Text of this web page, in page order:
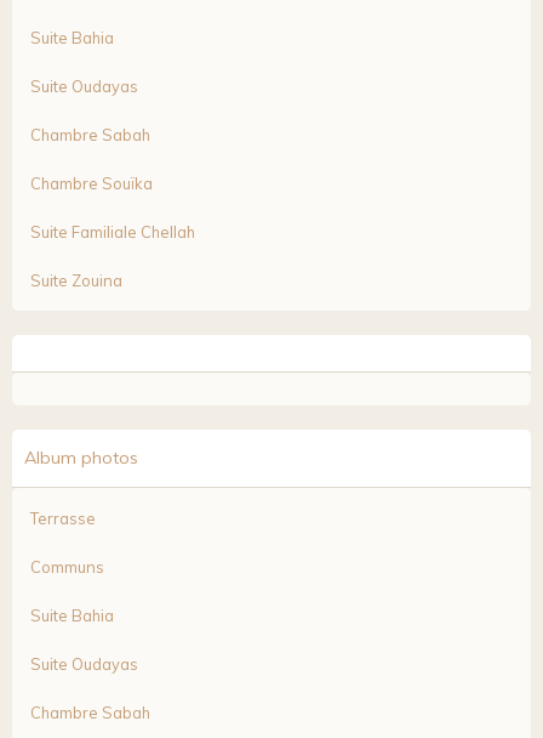
Suite Bahia
Suite Oudayas
Chambre Sabah
Chambre Souïka
Suite Familiale Chellah
Suite Zouina
Album photos
Terrasse
Communs
Suite Bahia
Suite Oudayas
Chambre Sabah